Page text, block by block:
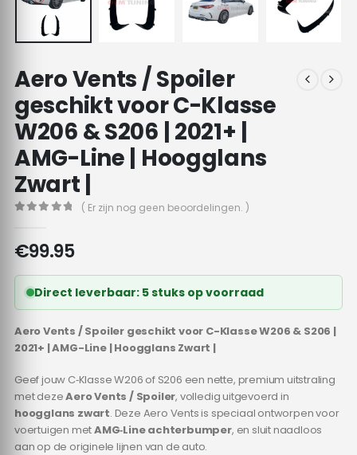
Aero Vents / Spoiler
geschikt voor C-Klasse
W206 & S206 | 2021+ |
AMG-Line | Hoogglans
Zwart |
( Er zijn nog geen beoordelingen. )
€99.95
Direct leverbaar: 5 stuks op voorraad
Aero Vents / Spoiler geschikt voor C-Klasse W206 & S206 |
2021+ | AMG-Line | Hoogglans Zwart |
Geef jouw C‑Klasse W206 of S206 een nette, premium uitstraling
met dezeAero Vents / Spoiler, volledig uitgevoerd in
hoogglans zwart. Deze Aero Vents is speciaal ontworpen voor
voertuigen metAMG‑Line achterbumper, en sluit naadloos
aan op de originele lijnen van de auto.